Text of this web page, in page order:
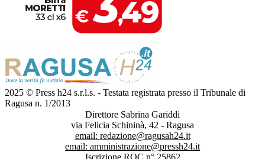
2025 © Press h24 s.r.l.s. - Testata registrata presso il Tribunale di
Ragusa n. 1/2013
Direttore Sabrina Gariddi
via Felicia Schininà, 42 - Ragusa
email: redazione@ragusah24.it
email: amministrazione@pressh24.it
Iscrizione ROC n° 25862